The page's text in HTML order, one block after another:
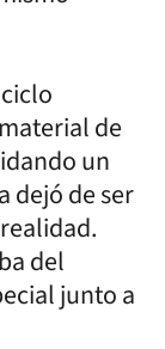
de
un
dejó de ser
del
junto a